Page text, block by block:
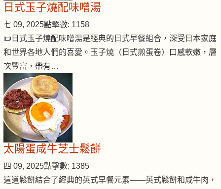
日式玉子燒配味噌湯
七 09, 2025點擊數: 1158
📜日式玉子燒配味噌湯是經典的日式早餐組合，深受日本家庭
和世界各地人們的喜愛。玉子燒（日式煎蛋卷）口感軟嫩，層
次豐富，帶有…
太陽蛋咸牛芝士鬆餅
四 09, 2025點擊數: 1385
這道鬆餅結合了經典的英式早餐元素——英式鬆餅和咸牛肉，